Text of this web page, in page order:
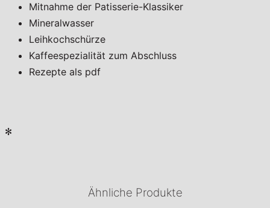
Mitnahme der Patisserie-Klassiker
Mineralwasser
Leihkochschürze
Kaffeespezialität zum Abschluss
Rezepte als pdf
✻
Ähnliche Produkte